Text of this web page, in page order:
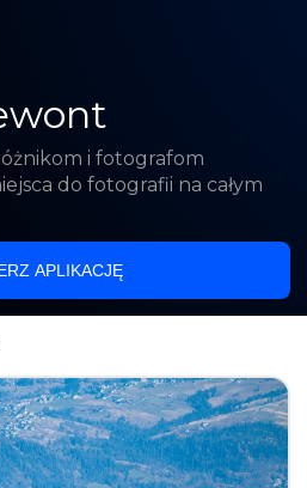
i fotografom
do fotografii na całym
APLIKACJĘ